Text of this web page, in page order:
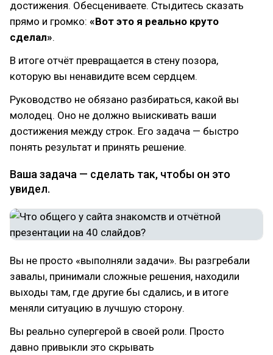
достижения. Обесцениваете. Стыдитесь сказать
прямо и громко: «Вот это я реально круто
сделал».
В итоге отчёт превращается в стену позора,
которую вы ненавидите всем сердцем.
Руководство не обязано разбираться, какой вы
молодец. Оно не должно выискивать ваши
достижения между строк. Его задача — быстро
понять результат и принять решение.
Ваша задача — сделать так, чтобы он это
увидел.
Вы не просто «выполняли задачи». Вы разгребали
завалы, принимали сложные решения, находили
выходы там, где другие бы сдались, и в итоге
меняли ситуацию в лучшую сторону.
Вы реально супергерой в своей роли. Просто
давно привыкли это скрывать